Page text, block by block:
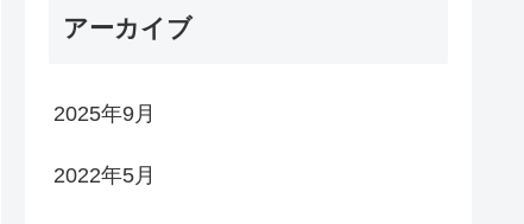
アーカイブ
2025年9月
2022年5月